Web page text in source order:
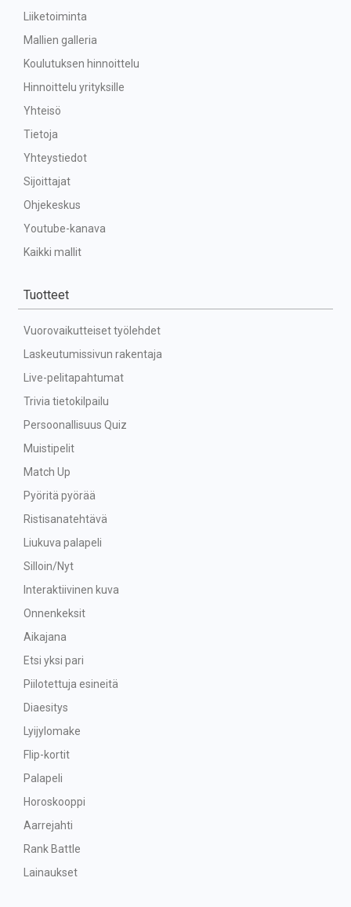
Liiketoiminta
Mallien galleria
Koulutuksen hinnoittelu
Hinnoittelu yrityksille
Yhteisö
Tietoja
Yhteystiedot
Sijoittajat
Ohjekeskus
Youtube-kanava
Kaikki mallit
Tuotteet
Vuorovaikutteiset työlehdet
Laskeutumissivun rakentaja
Live-pelitapahtumat
Trivia tietokilpailu
Persoonallisuus Quiz
Muistipelit
Match Up
Pyöritä pyörää
Ristisanatehtävä
Liukuva palapeli
Silloin/Nyt
Interaktiivinen kuva
Onnenkeksit
Aikajana
Etsi yksi pari
Piilotettuja esineitä
Diaesitys
Lyijylomake
Flip-kortit
Palapeli
Horoskooppi
Aarrejahti
Rank Battle
Lainaukset